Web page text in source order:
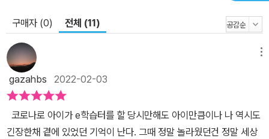
구매자 (0) 전체 (11)
gazahbs 2022-02-03
코로나로 아이가 e학습터를 할 당시만해도 아이만큼이나 나 역시도
긴장한채 곁에 있었던 기억이 난다. 그때 정말 놀라웠던건 정말 세상